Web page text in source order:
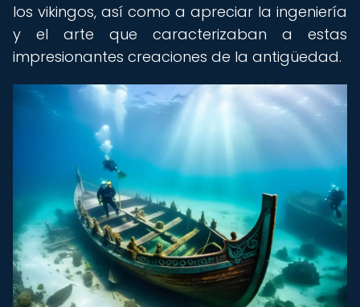
los vikingos, así como a apreciar la ingeniería
y el arte que caracterizaban a estas
impresionantes creaciones de la antigüedad.